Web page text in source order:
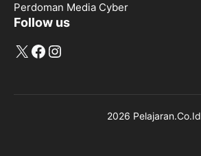
Perdoman Media Cyber
Follow us
X Facebook
Instagram
2026 Pelajaran.Co.Id